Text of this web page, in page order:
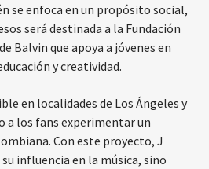
se enfoca en un propósito social,
será destinada a la Fundación
Balvin que apoya a jóvenes en
y creatividad.
en localidades de Los Ángeles y
a los fans experimentar un
Con este proyecto, J
influencia en la música, sino